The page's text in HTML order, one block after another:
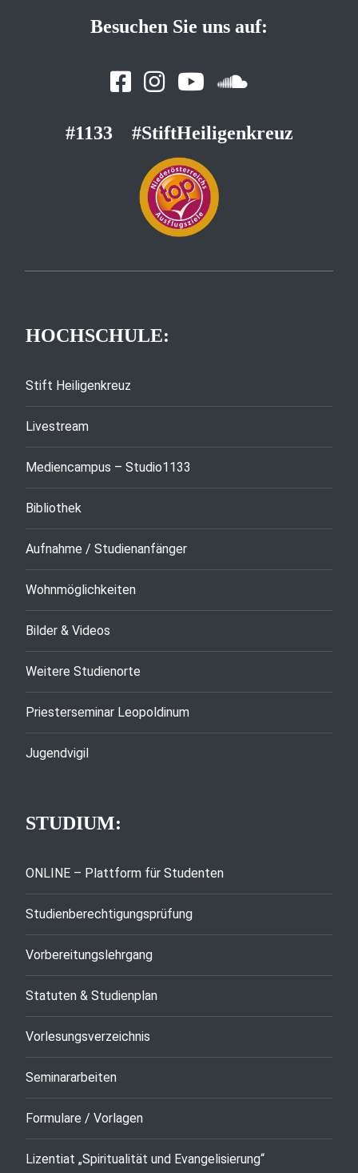
Besuchen Sie uns auf:
#1133 #StiftHeiligenkreuz
HOCHSCHULE:
Stift Heiligenkreuz
Livestream
Mediencampus – Studio1133
Bibliothek
Aufnahme / Studienanfänger
Wohnmöglichkeiten
Bilder & Videos
Weitere Studienorte
Priesterseminar Leopoldinum
Jugendvigil
STUDIUM:
ONLINE – Plattform für Studenten
Studienberechtigungsprüfung
Vorbereitungslehrgang
Statuten & Studienplan
Vorlesungsverzeichnis
Seminararbeiten
Formulare / Vorlagen
Lizentiat „Spiritualität und Evangelisierung“